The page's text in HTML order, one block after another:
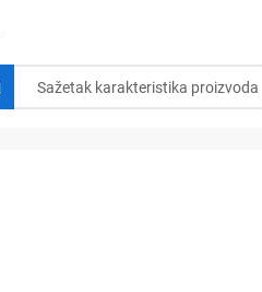
Sažetak karakteristika proizvoda